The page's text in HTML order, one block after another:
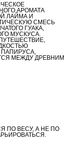
АРОМАТА
ЛАЙМА И
СМЕСЬ
ГУАКА,
МУСКУСА.
МЕЖДУ ДРЕВНИМ
ПО ВЕСУ, А НЕ ПО